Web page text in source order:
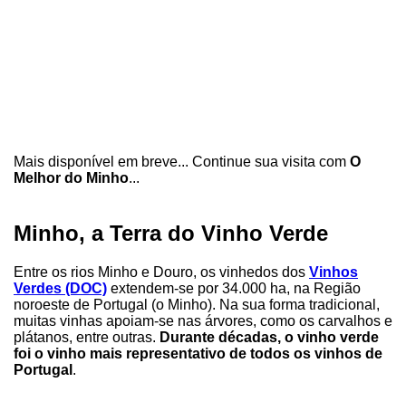
Mais disponível em breve... Continue sua visita com O
Melhor do Minho...
Minho, a Terra do Vinho Verde
Entre os rios Minho e Douro, os vinhedos dos Vinhos
Verdes (DOC) extendem-se por 34.000 ha, na Região
noroeste de Portugal (o Minho). Na sua forma tradicional,
muitas vinhas apoiam-se nas árvores, como os carvalhos e
plátanos, entre outras. Durante décadas, o vinho verde
foi o vinho mais representativo de todos os vinhos de
Portugal .